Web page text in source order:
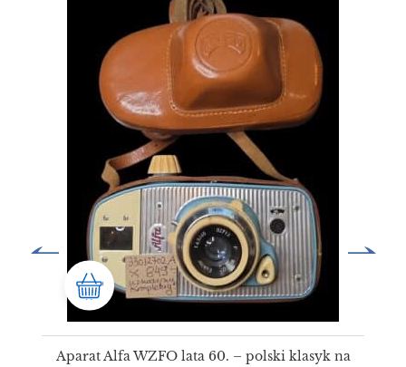
Aparat Alfa WZFO lata 60. – polski klasyk na